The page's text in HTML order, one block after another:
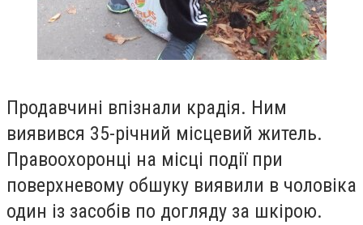
Продавчині впізнали крадія. Ним
виявився 35-річний місцевий житель.
Правоохоронці на місці події при
поверхневому обшуку виявили в чоловіка
один із засобів по догляду за шкірою.